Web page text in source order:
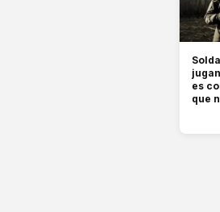
es
que